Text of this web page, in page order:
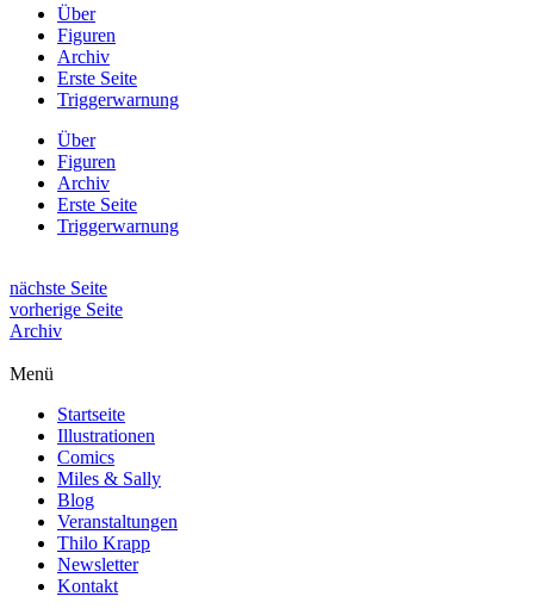
Über
Figuren
Archiv
Erste Seite
Triggerwarnung
Über
Figuren
Archiv
Erste Seite
Triggerwarnung
nächste Seite
vorherige Seite
Archiv
Menü
Startseite
Illustrationen
Comics
Miles & Sally
Blog
Veranstaltungen
Thilo Krapp
Newsletter
Kontakt